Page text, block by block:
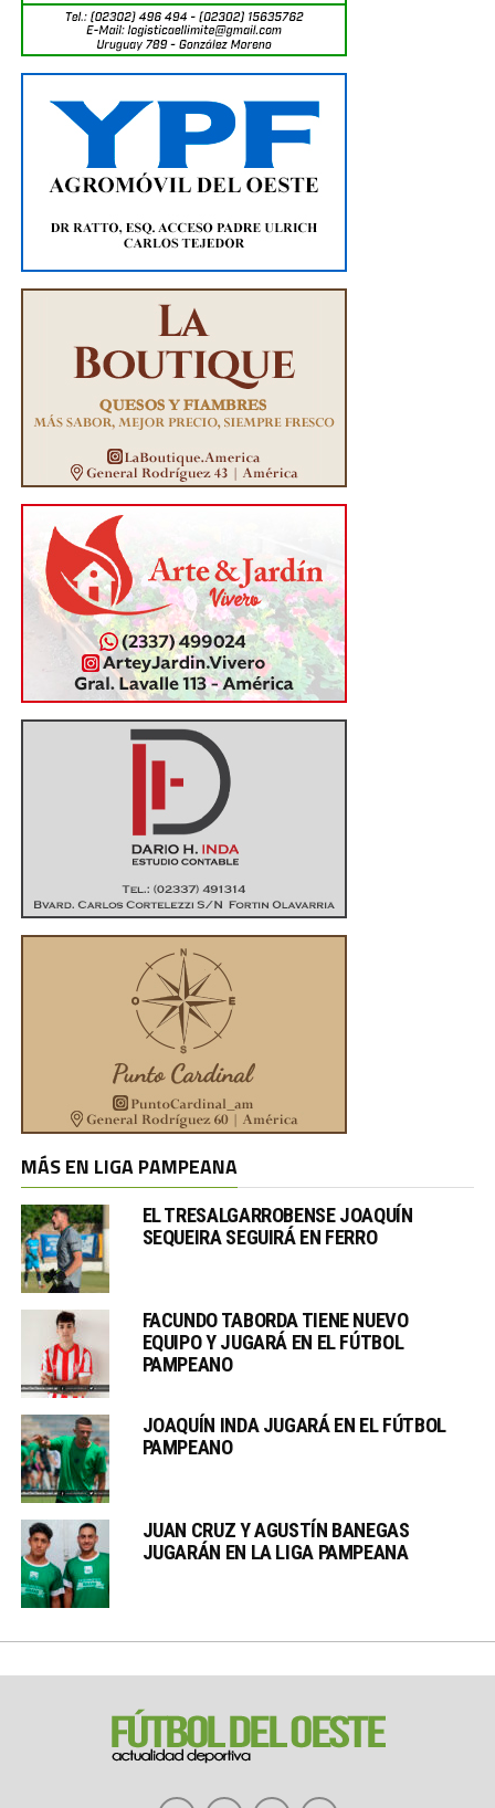
MÁS EN LIGA PAMPEANA
EL TRESALGARROBENSE JOAQUÍN
SEQUEIRA SEGUIRÁ EN FERRO
FACUNDO TABORDA TIENE NUEVO
EQUIPO Y JUGARÁ EN EL FÚTBOL
PAMPEANO
JOAQUÍN INDA JUGARÁ EN EL FÚTBOL
PAMPEANO
JUAN CRUZ Y AGUSTÍN BANEGAS
JUGARÁN EN LA LIGA PAMPEANA